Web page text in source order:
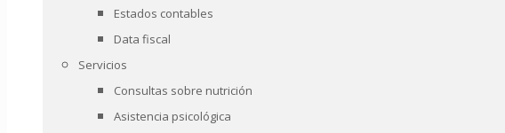
Estados contables
Data fiscal
Servicios
Consultas sobre nutrición
Asistencia psicológica